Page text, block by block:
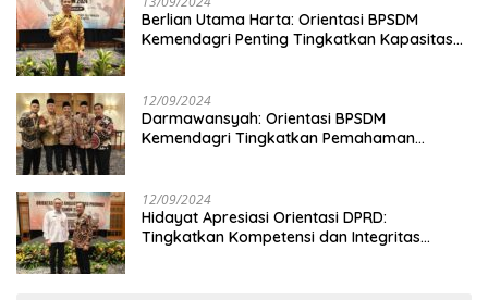
Berlian Utama Harta: Orientasi BPSDM
Kemendagri Penting Tingkatkan Kapasitas
12/09/2024
Darmawansyah: Orientasi BPSDM
Kemendagri Tingkatkan Pemahaman
12/09/2024
Hidayat Apresiasi Orientasi DPRD:
Tingkatkan Kompetensi dan Integritas